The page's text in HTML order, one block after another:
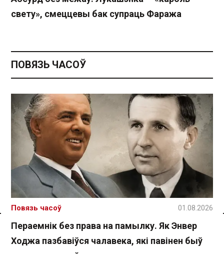
Спасылка без VPN
свету», смеццевы бак супраць Фаража
ПОВЯЗЬ ЧАСОЎ
Пераемнік без права на памылку. Як Энвер
Ходжа пазбавіўся чалавека, які павінен быў
Повязь часоў 01.08.2026